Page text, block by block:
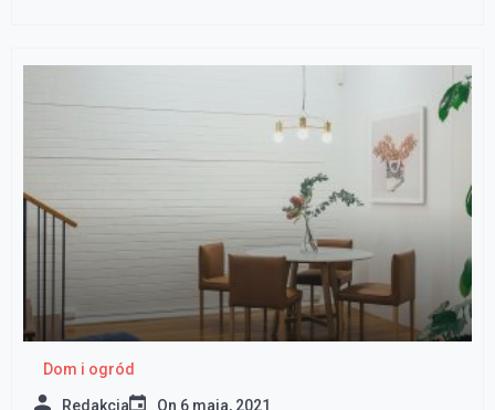
Dom i ogród
Redakcja On 6 maja, 2021